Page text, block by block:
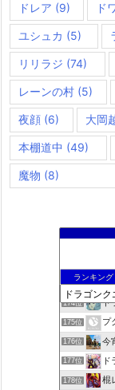
ドレア (9) ド
ユシュカ (5)
リリラジ (74)
レーンの村 (5)
夜顔 (6) 大岡
本棚道中 (49)
魔物 (8)
ランキング
173位 ド
174位 ド
175位 プ
176位 今
177位
178位 棍